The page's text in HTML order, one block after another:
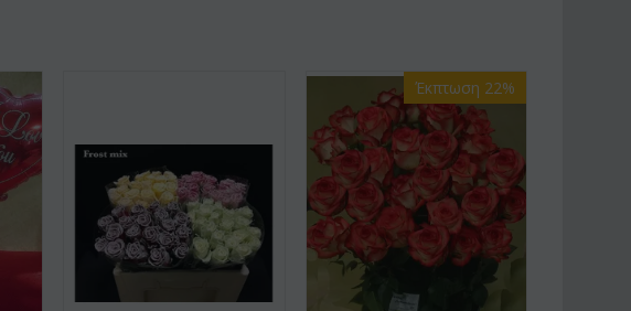
Έκπτωση 22%